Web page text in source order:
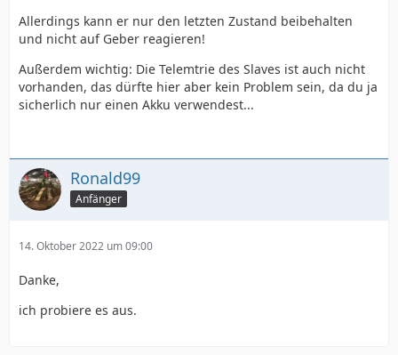
Allerdings kann er nur den letzten Zustand beibehalten
und nicht auf Geber reagieren!
Außerdem wichtig: Die Telemtrie des Slaves ist auch nicht
vorhanden, das dürfte hier aber kein Problem sein, da du ja
sicherlich nur einen Akku verwendest...
Ronald99
Anfänger
14. Oktober 2022 um 09:00
Danke,
ich probiere es aus.